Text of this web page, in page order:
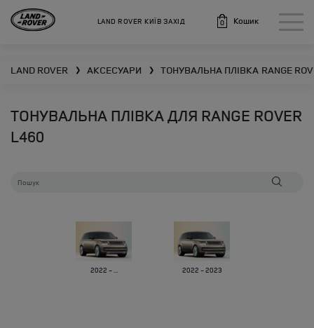
LAND ROVER КИЇВ ЗАХІД 0 Кошик
LAND ROVER ❯ АКСЕСУАРИ ❯ ТОНУВАЛЬНА ПЛІВКА RANGE
ТОНУВАЛЬНА ПЛІВКА ДЛЯ RANGE ROVER
L460
2022 - ... 2022 - 2023